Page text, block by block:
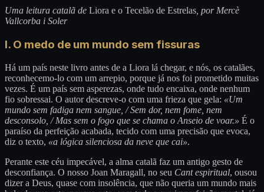
Uma leitura catalã de Liora e o Tecelão de Estrelas , por Mercè
Vallcorba i Soler
I. O medo de um mundo sem fissuras
Há um país neste livro antes de a Liora lá chegar, e nós, os catalães,
reconhecemo-lo com um arrepio, porque já nos foi prometido muitas
vezes. É um país sem asperezas, onde tudo encaixa, onde nenhum
fio sobressai. O autor descreve-o com uma frieza que gela: «Um
mundo sem fadiga nem sangue, / Sem dor, nem fome, nem
desconsolo, / Mas sem o fogo que se chama o Anseio de voar.» É o
paraíso da perfeição acabada, tecido com uma precisão que evoca,
diz o texto, «a lógica silenciosa da neve que cai».
Perante este céu impecável, a alma catalã faz um antigo gesto de
desconfiança. O nosso Joan Maragall, no seu Cant espiritual, ousou
dizer a Deus, quase com insolência, que não queria um mundo mais